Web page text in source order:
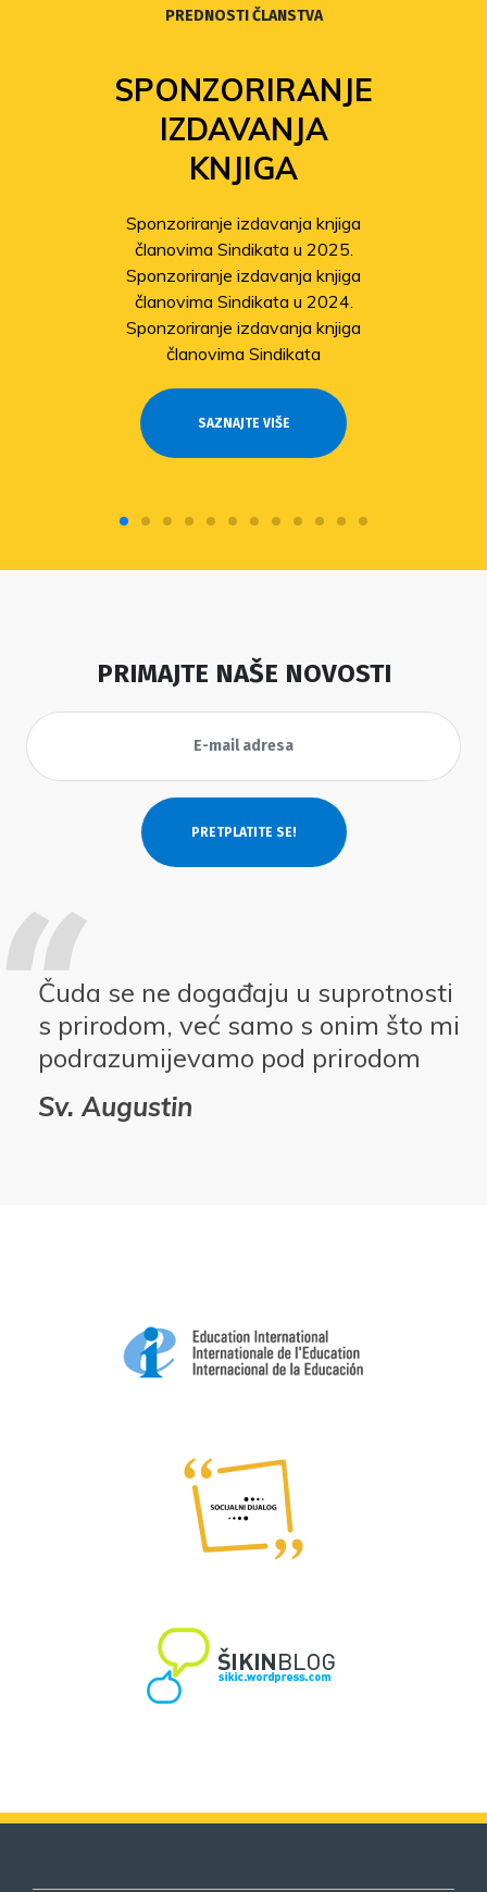
PREDNOSTI ČLANSTVA
SPONZORIRANJE
IZDAVANJA
KNJIGA
Sponzoriranje izdavanja knjiga
članovima Sindikata u 2025.
Sponzoriranje izdavanja knjiga
članovima Sindikata u 2024.
Sponzoriranje izdavanja knjiga
članovima Sindikata
SAZNAJTE VIŠE
PRIMAJTE NAŠE NOVOSTI
Čuda se ne događaju u suprotnosti
s prirodom, već samo s onim što mi
podrazumijevamo pod prirodom
Sv. Augustin